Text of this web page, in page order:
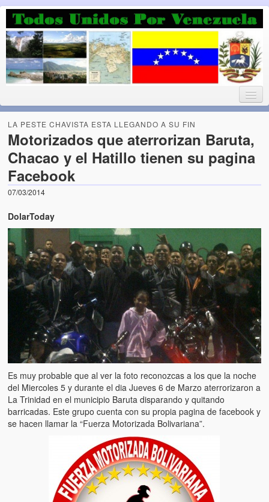
Luchando por la Democracia
Fuera el chavismo, la peor peste que le ha caido a esta tierra
Home
¡Bienvenido!
Blog. (Todos Unidos por Venezuela welcomes you to our Blog)
Acerca de este blog (About this Blog)
Artículos
El Tipo y los Rojos en Los Teques (The Jerk and the Reds in
Teques)
Hablé con Chavistas (I spoke with chavistas)
La burla del Chavez “tan amante de los niños” (The mockery of
Los niños de las calles de Venezuela (Children of the streets of
Venezuela)
Luis y El Mono… en armas (Luis and El Mono… armed)
Puente Llaguno, Miraflores… ¿y Lina?
Radio Emisoras y canales de televisión clausurados por el
de Chávez hasta el 2009
LA PESTE CHAVISTA ESTA LLEGANDO A SU FIN
Motorizados que aterrorizan Baruta,
Chacao y el Hatillo tienen su pagina
Facebook
07/03/2014
DolarToday
Es muy probable que al ver la foto reconozcas a los que la noche
del Miercoles 5 y durante el dia Jueves 6 de Marzo aterrorizaron a
La Trinidad en el municipio Baruta disparando y quitando
barricadas. Este grupo cuenta con su propia pagina de facebook y
se hacen llamar la “Fuerza Motorizada Bolivariana”.